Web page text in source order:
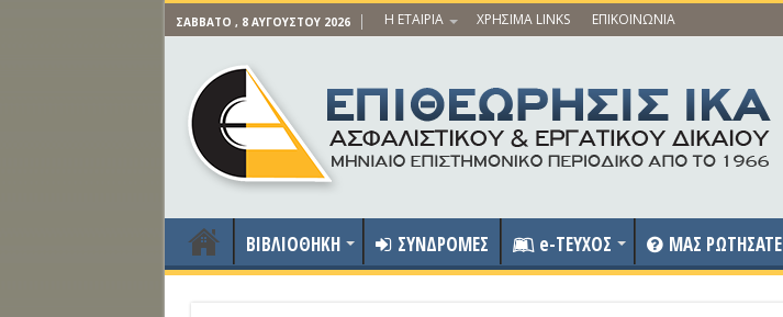
ΣΆΒΒΑΤΟ , 8 ΑΥΓΟΎΣΤΟΥ 2026 Η ΕΤΑΙΡΙΑ ΧΡΗΣΙΜΑ LINKS ΕΠΙΚΟΙΝΩΝΙΑ
ΒΙΒΛΙΟΘΗΚΗ ΣΥΝΔΡΟΜΕΣ e-ΤΕΥΧΟΣ ΜΑΣ ΡΩΤΗΣΑΤΕ